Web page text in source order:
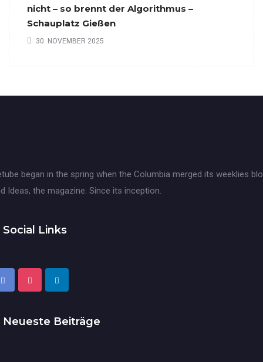
nicht – so brennt der Algorithmus –
Schauplatz Gießen
30. NOVEMBER 2025
began in the spring when the Columbia merged its weeklies
Ideas, the magazine. Since its inception.
Social Links
Neueste Beiträge